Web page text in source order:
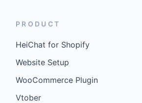
PRODUCT
HeiChat for Shopify
Website Setup
WooCommerce Plugin
Vtober